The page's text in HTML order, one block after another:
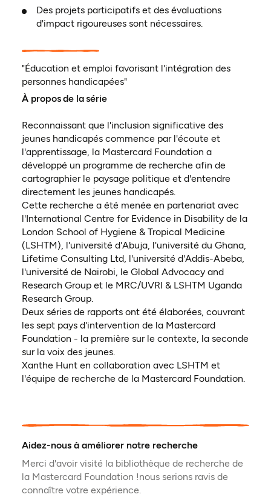
Des projets participatifs et des évaluations
d'impact rigoureuses sont nécessaires.
"Éducation et emploi favorisant l'intégration des
personnes handicapées"
À propos de la série
Reconnaissant que l'inclusion significative des
jeunes handicapés commence par l'écoute et
l'apprentissage, la Mastercard Foundation a
développé un programme de recherche afin de
cartographier le paysage politique et d'entendre
directement les jeunes handicapés.
Cette recherche a été menée en partenariat avec
l'International Centre for Evidence in Disability de la
London School of Hygiene & Tropical Medicine
(LSHTM), l'université d'Abuja, l'université du Ghana,
Lifetime Consulting Ltd, l'université d'Addis-Abeba,
l'université de Nairobi, le Global Advocacy and
Research Group et le MRC/UVRI & LSHTM Uganda
Research Group.
Deux séries de rapports ont été élaborées, couvrant
les sept pays d'intervention de la Mastercard
Foundation - la première sur le contexte, la seconde
sur la voix des jeunes.
Xanthe Hunt en collaboration avec LSHTM et
l'équipe de recherche de la Mastercard Foundation.
Aidez-nous à améliorer notre recherche
Merci d'avoir visité la bibliothèque de recherche de
la Mastercard Foundation !nous serions ravis de
connaître votre expérience.